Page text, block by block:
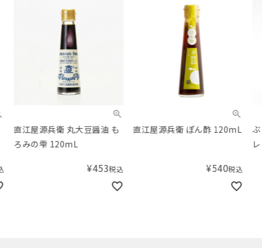
直江屋源兵衛 丸大豆醤油 も
ろみの雫 120mL
453税込
直江屋源兵衛 ぽん酢 120mL
540税込
ぶ
レ